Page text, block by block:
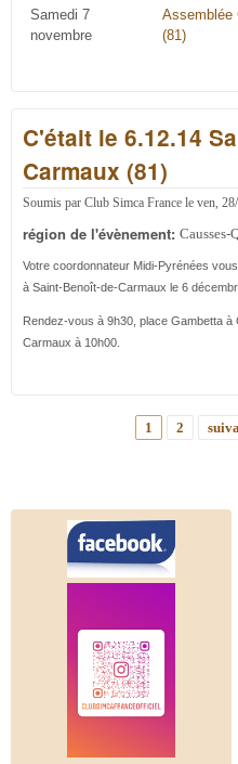
Samedi 7
novembre
Assemblée
(81)
C'était le 6.12.14
Carmaux (81)
Soumis par Club Simca France le ven,
région de l'évènement: Causses-
Votre coordonnateur Midi-Pyrénées
à Saint-Benoît-de-Carmaux le 6
Rendez-vous à 9h30, place Gambetta à
Carmaux à 10h00.
1 2